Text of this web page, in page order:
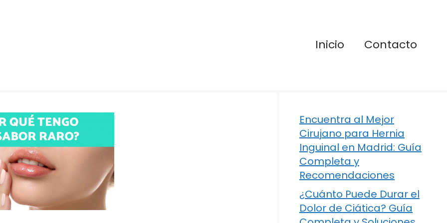
Inicio Contacto
Encuentra al Mejor
Cirujano para Hernia
Inguinal en Madrid: Guía
Completa y
Recomendaciones
¿Cuánto Puede Durar el
Dolor de Ciática? Guía